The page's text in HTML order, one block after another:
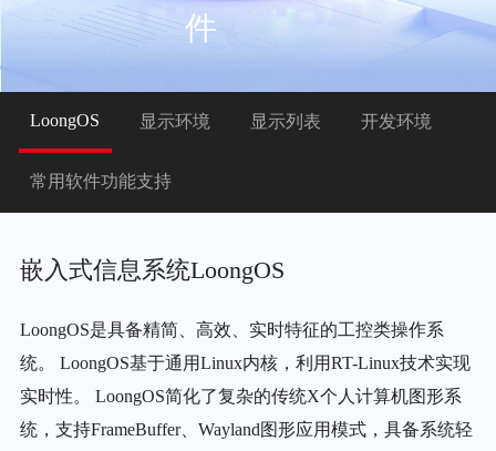
件
LoongOS 显示环境 显示列表 开发环境
常用软件功能支持
嵌入式信息系统LoongOS
LoongOS是具备精简、高效、实时特征的工控类操作系
统。 LoongOS基于通用Linux内核，利用RT-Linux技术实现
实时性。 LoongOS简化了复杂的传统X个人计算机图形系
统，支持FrameBuffer、Wayland图形应用模式，具备系统轻